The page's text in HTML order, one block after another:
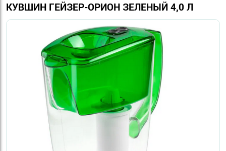
КУВШИН ГЕЙЗЕР-ОРИОН ЗЕЛЕНЫЙ 4,0 Л